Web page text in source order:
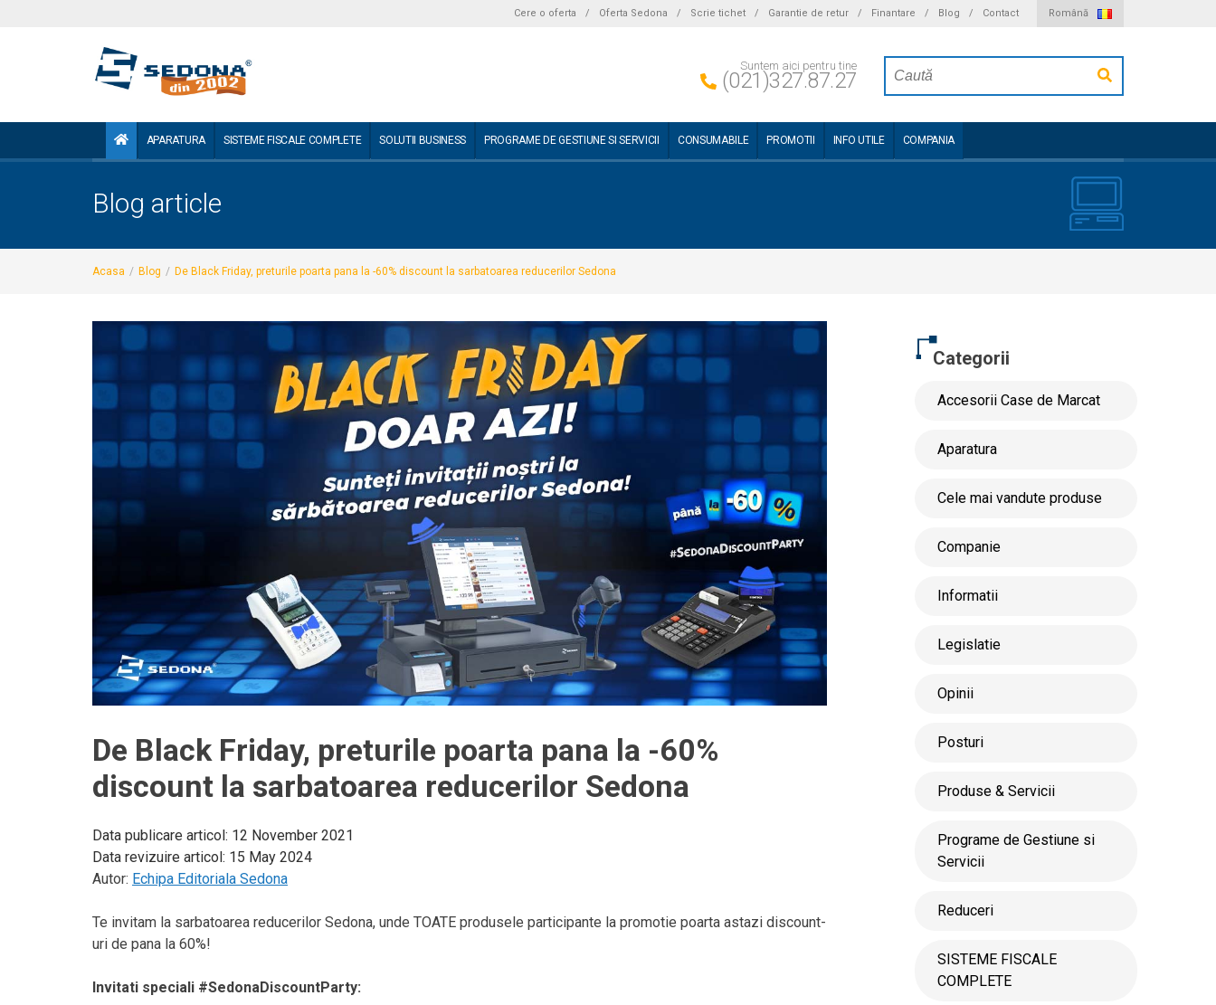
Cere o oferta / Oferta Sedona / Scrie tichet / Garantie de retur / Finantare / Blog / Contact Română
Suntem aici pentru tine
(021)327.87.27
APARATURA SISTEME FISCALE COMPLETE SOLUTII BUSINESS PROGRAME DE GESTIUNE SI SERVICII CONSUMABILE PROMOTII INFO UTILE COMPANIA
Blog article
Acasa / Blog / De Black Friday, preturile poarta pana la -60% discount la sarbatoarea reducerilor Sedona
De Black Friday, preturile poarta pana la -60%
discount la sarbatoarea reducerilor Sedona
Data publicare articol: 12 November 2021
Data revizuire articol: 15 May 2024
Autor: Echipa Editoriala Sedona
Te invitam la sarbatoarea reducerilor Sedona, unde TOATE produsele participante la promotie poarta astazi discount-
uri de pana la 60%!
Invitati speciali #SedonaDiscountParty:
Categorii
Accesorii Case de Marcat
Aparatura
Cele mai vandute produse
Companie
Informatii
Legislatie
Opinii
Posturi
Produse & Servicii
Programe de Gestiune si
Servicii
Reduceri
SISTEME FISCALE
COMPLETE